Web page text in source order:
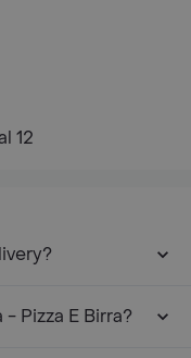
12
Pizza E Birra?